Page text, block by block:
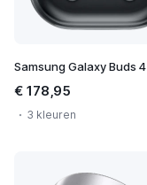
Samsung Galaxy Buds
€ 178,95
3 kleuren